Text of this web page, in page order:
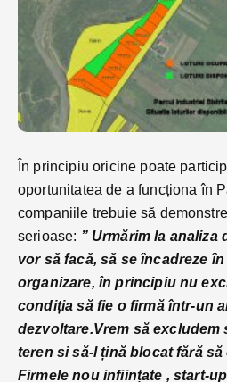
În principiu oricine poate
oportunitatea de a funcționa în
companiile trebuie să
serioase: ” Urmărim la
vor să facă, să se încadreze
organizare, în principiu nu
condiția să fie o firmă într-un
dezvoltare.Vrem să excludem
teren si să-l țină blocat fără
Firmele nou inființate , start-